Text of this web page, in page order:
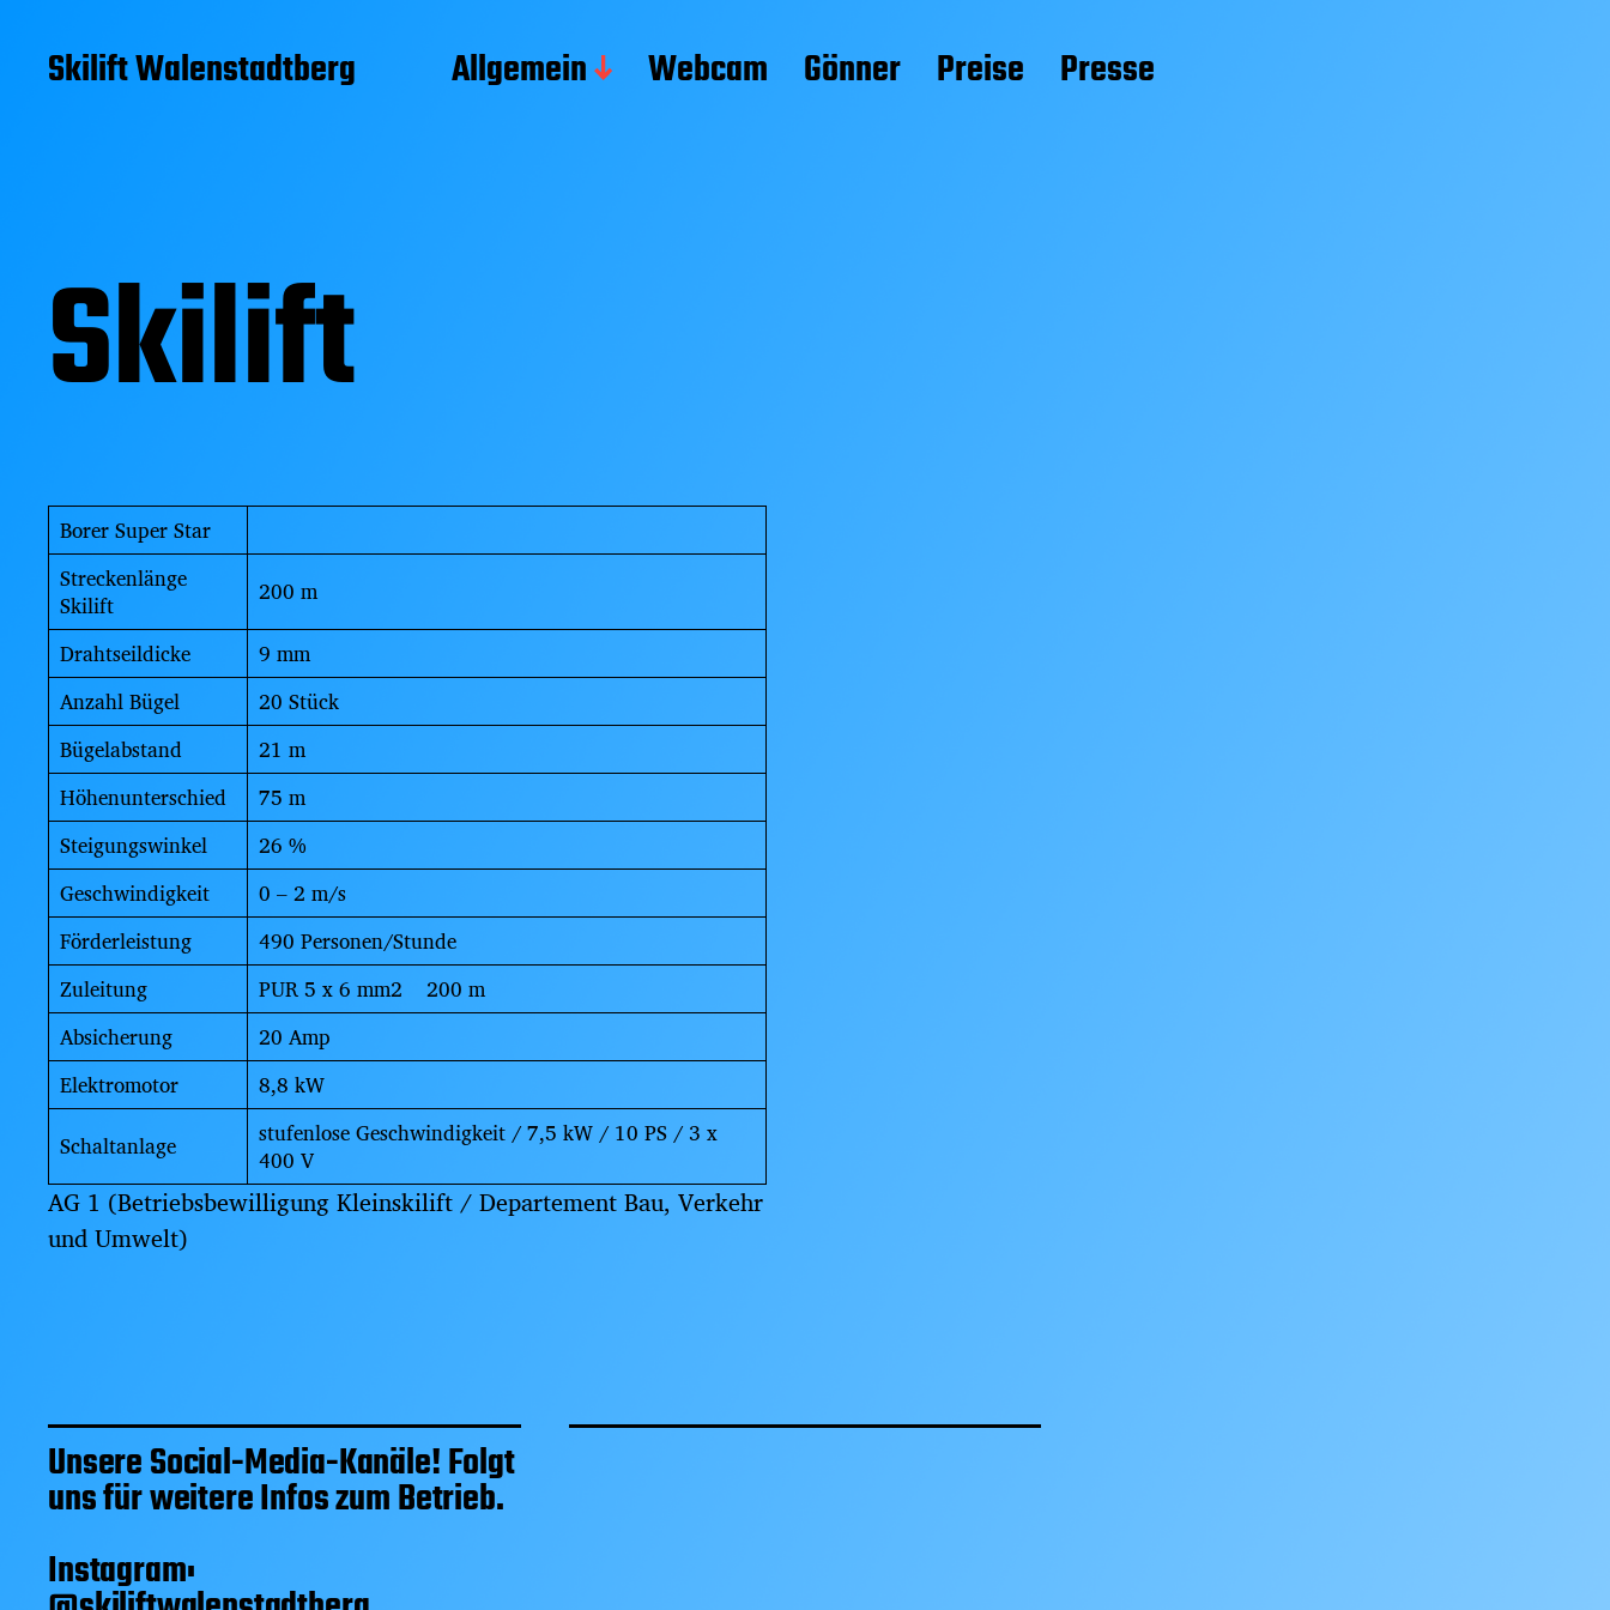
Skilift Walenstadtberg Allgemein Webcam Gönner Preise Presse
Skilift
Borer Super Star
Streckenlänge
Skilift
200 m
Drahtseildicke
9 mm
Anzahl Bügel
20 Stück
Bügelabstand
21 m
Höhenunterschied
75 m
Steigungswinkel
26 %
Geschwindigkeit
0 – 2 m/s
Förderleistung
490 Personen/Stunde
Zuleitung
PUR 5 x 6 mm2 200 m
Absicherung
20 Amp
Elektromotor
8,8 kW
Schaltanlage
stufenlose Geschwindigkeit / 7,5 kW / 10 PS / 3 x
400 V
AG 1 (Betriebsbewilligung Kleinskilift / Departement Bau, Verkehr
und Umwelt)
Unsere Social-Media-Kanäle! Folgt
uns für weitere Infos zum Betrieb.
Instagram: